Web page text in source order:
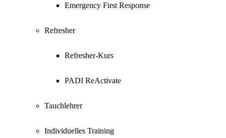
Emergency First Response
Refresher
Refresher-Kurs
PADI ReActivate
Tauchlehrer
Individuelles Training